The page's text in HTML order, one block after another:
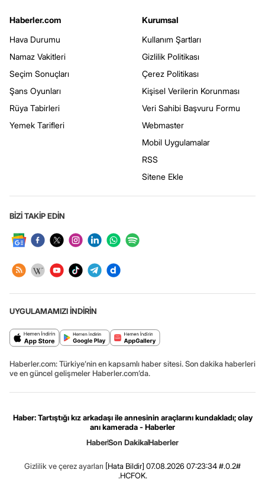
Haberler.com
Hava Durumu
Namaz Vakitleri
Seçim Sonuçları
Şans Oyunları
Rüya Tabirleri
Yemek Tarifleri
Kurumsal
Kullanım Şartları
Gizlilik Politikası
Çerez Politikası
Kişisel Verilerin Korunması
Veri Sahibi Başvuru Formu
Webmaster
Mobil Uygulamalar
RSS
Sitene Ekle
BİZİ TAKİP EDİN
UYGULAMAMIZI İNDİRİN
Haberler.com: Türkiye’nin en kapsamlı haber sitesi. Son dakika haberleri
ve en güncel gelişmeler Haberler.com’da.
Haber: Tartıştığı kız arkadaşı ile annesinin araçlarını kundakladı; olay
anı kamerada - Haberler
HaberSon DakikaHaberler
Gizlilik ve çerez ayarları [Hata Bildir] 07.08.2026 07:23:34 #.0.2#
.HCFOK.